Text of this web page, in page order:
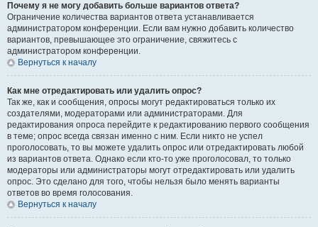
Почему я не могу добавить больше вариантов ответа?
Ограничение количества вариантов ответа устанавливается
администратором конференции. Если вам нужно добавить количество
вариантов, превышающее это ограничение, свяжитесь с
администратором конференции.
Вернуться к началу
Как мне отредактировать или удалить опрос?
Так же, как и сообщения, опросы могут редактироваться только их
создателями, модераторами или администраторами. Для
редактирования опроса перейдите к редактированию первого сообщения
в теме; опрос всегда связан именно с ним. Если никто не успел
проголосовать, то вы можете удалить опрос или отредактировать любой
из вариантов ответа. Однако если кто-то уже проголосовал, то только
модераторы или администраторы могут отредактировать или удалить
опрос. Это сделано для того, чтобы нельзя было менять варианты
ответов во время голосования.
Вернуться к началу